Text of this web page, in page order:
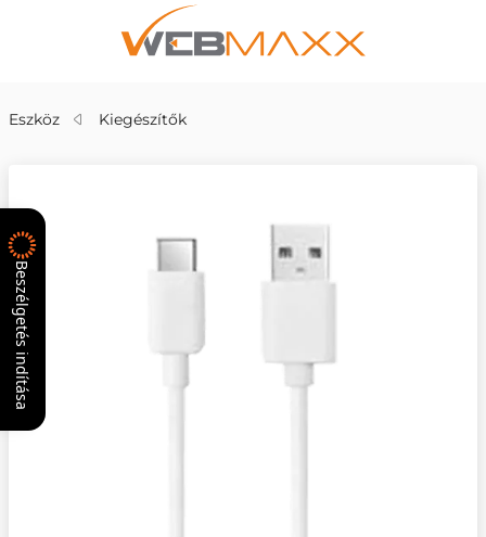
Eszköz Kiegészítők
Beszélgetés indítása